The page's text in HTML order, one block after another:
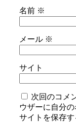
名前 ※
メール ※
サイト
次回のコメ
ウザーに自分
サイトを保存す